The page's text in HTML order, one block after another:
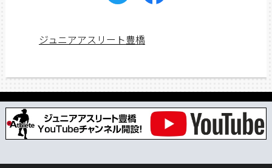
ジュニアアスリート豊橋